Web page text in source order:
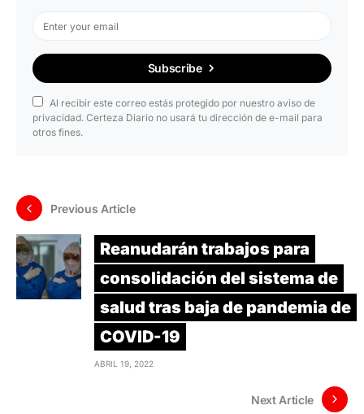
Subscribe
Al recibir este correo estás protegido por nuestro aviso de
privacidad. Certeza Diario no usará tu dirección de e-mail para
otros fines.
Previous Article
Reanudarán trabajos para
consolidación del sistema de
salud tras baja de pandemia de
COVID-19
ABRIL 19, 2022
Next Article